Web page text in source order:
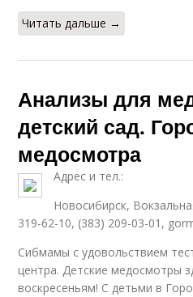
Читать дальше →
Анализы для
детский сад.
медосмотра
Адрес и тел.:
Новосибирск,
319-62-10, (383) 209-03-01,
Сибмамы с удовольствием
центра. Детские медосмотры
воскресеньям! С детьми в